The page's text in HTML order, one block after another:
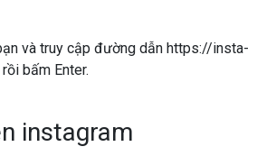
và truy cập đường dẫn https://insta-
bấm Enter.
instagram